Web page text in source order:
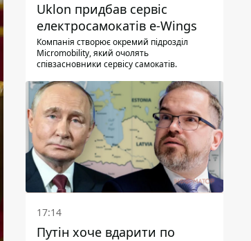
Uklon придбав сервіс
електросамокатів e-Wings
Компанія створює окремий підрозділ
Micromobility, який очолять
співзасновники сервісу самокатів.
17:14
Путін хоче вдарити по